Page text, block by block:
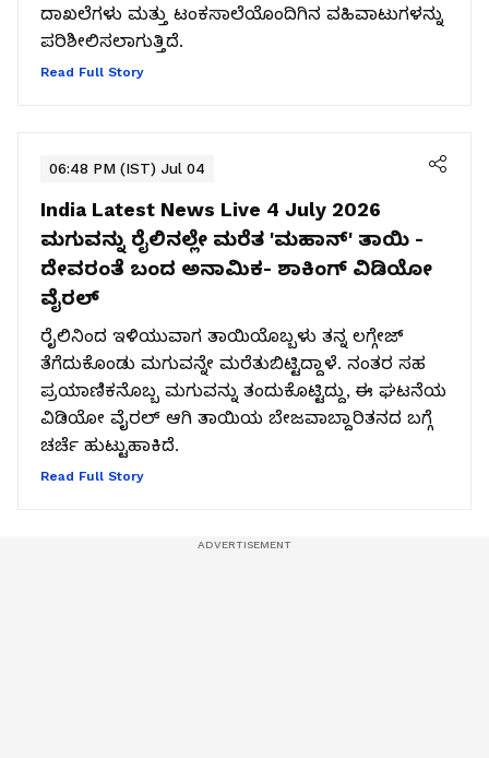
ದಾಖಲೆಗಳು ಮತ್ತು ಟಂಕಸಾಲೆಯೊಂದಿಗಿನ ವಹಿವಾಟುಗಳನ್ನು
ಪರಿಶೀಲಿಸಲಾಗುತ್ತಿದೆ.
Read Full Story
06:48 PM (IST) Jul 04
India Latest News Live 4 July 2026
ಮಗುವನ್ನು ರೈಲಿನಲ್ಲೇ ಮರೆತ 'ಮಹಾನ್'​ ತಾಯಿ -
ದೇವರಂತೆ ಬಂದ ಅನಾಮಿಕ- ಶಾಕಿಂಗ್​ ವಿಡಿಯೋ
ವೈರಲ್​
ರೈಲಿನಿಂದ ಇಳಿಯುವಾಗ ತಾಯಿಯೊಬ್ಬಳು ತನ್ನ ಲಗ್ಗೇಜ್
ತೆಗೆದುಕೊಂಡು ಮಗುವನ್ನೇ ಮರೆತುಬಿಟ್ಟಿದ್ದಾಳೆ. ನಂತರ ಸಹ
ಪ್ರಯಾಣಿಕನೊಬ್ಬ ಮಗುವನ್ನು ತಂದುಕೊಟ್ಟಿದ್ದು, ಈ ಘಟನೆಯ
ವಿಡಿಯೋ ವೈರಲ್ ಆಗಿ ತಾಯಿಯ ಬೇಜವಾಬ್ದಾರಿತನದ ಬಗ್ಗೆ
ಚರ್ಚೆ ಹುಟ್ಟುಹಾಕಿದೆ.
Read Full Story